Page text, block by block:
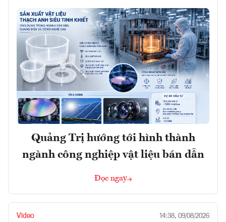
Quảng Trị hướng tới hình thành
ngành công nghiệp vật liệu bán dẫn
Đọc ngay
Video 14:38, 09/08/2026